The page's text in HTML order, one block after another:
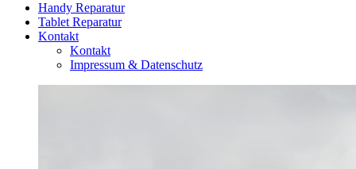
Handy Reparatur
Tablet Reparatur
Kontakt
Kontakt
Impressum & Datenschutz